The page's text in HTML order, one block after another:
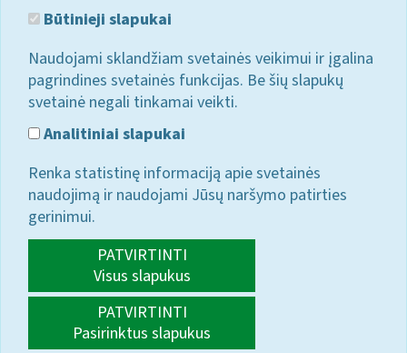
Būtinieji slapukai
Naudojami sklandžiam svetainės veikimui ir įgalina
pagrindines svetainės funkcijas. Be šių slapukų
svetainė negali tinkamai veikti.
Analitiniai slapukai
Renka statistinę informaciją apie svetainės
naudojimą ir naudojami Jūsų naršymo patirties
gerinimui.
PATVIRTINTI
Visus slapukus
PATVIRTINTI
Pasirinktus slapukus